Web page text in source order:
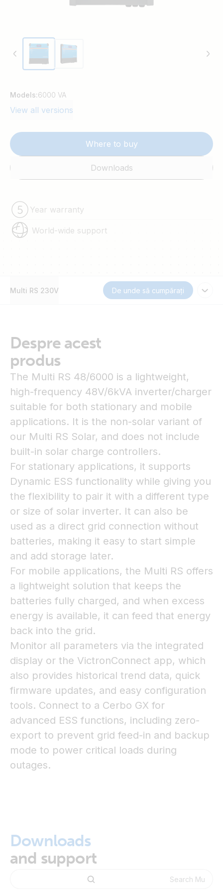
Models:6000 VA
View all versions
Where to buy
Downloads
Year warranty
World-wide support
Multi RS 230V De unde să cumpărați
Despre acest
produs
The Multi RS 48/6000 is a lightweight,
high-frequency 48V/6kVA inverter/charger
suitable for both stationary and mobile
applications. It is the non-solar variant of
our Multi RS Solar, and does not include
built-in solar charge controllers.
For stationary applications, it supports
Dynamic ESS functionality while giving you
the flexibility to pair it with a different type
or size of solar inverter. It can also be
used as a direct grid connection without
batteries, making it easy to start simple
and add storage later.
For mobile applications, the Multi RS offers
a lightweight solution that keeps the
batteries fully charged, and when excess
energy is available, it can feed that energy
back into the grid.
Monitor all parameters via the integrated
display or the VictronConnect app, which
also provides historical trend data, quick
firmware updates, and easy configuration
tools. Connect to a Cerbo GX for
advanced ESS functions, including zero-
export to prevent grid feed-in and backup
mode to power critical loads during
outages.
Downloads
and support